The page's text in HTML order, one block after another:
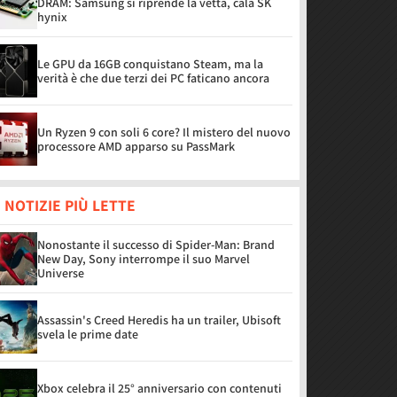
hynix
Le GPU da 16GB conquistano Steam, ma la
verità è che due terzi dei PC faticano ancora
Un Ryzen 9 con soli 6 core? Il mistero del nuovo
processore AMD apparso su PassMark
NOTIZIE PIÙ LETTE
Nonostante il successo di Spider-Man: Brand
New Day, Sony interrompe il suo Marvel
Universe
Assassin's Creed Heredis ha un trailer, Ubisoft
svela le prime date
Xbox celebra il 25° anniversario con contenuti